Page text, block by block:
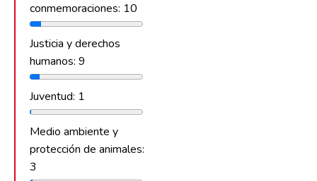
conmemoraciones: 10
Justicia y derechos
humanos: 9
Juventud: 1
Medio ambiente y
protección de animales:
3